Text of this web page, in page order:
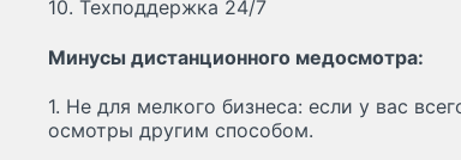
10. Техподдержка 24/7
Минусы дистанционного медосмотра:
1. Не для мелкого бизнеса: если у вас
осмотры другим способом.